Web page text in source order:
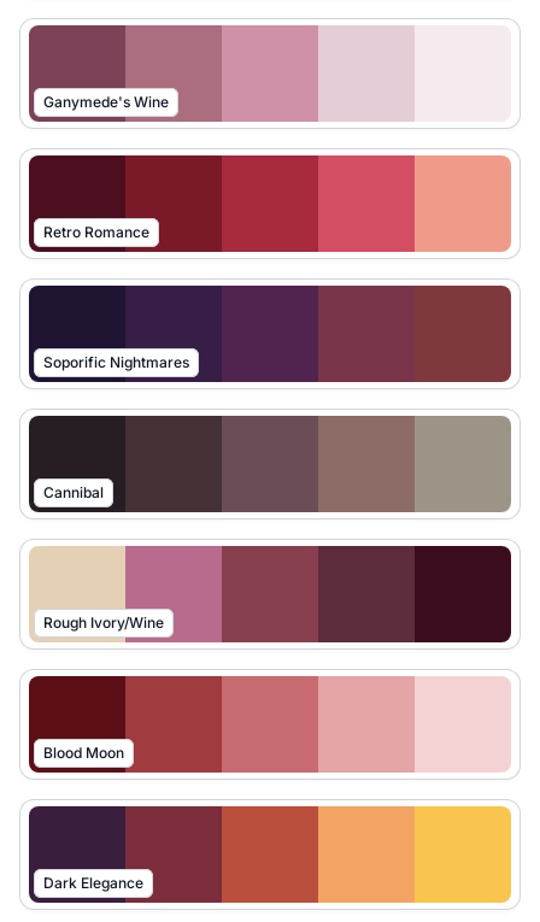
Ganymede's Wine
Retro Romance
Soporific Nightmares
Cannibal
Rough Ivory/Wine
Blood Moon
Dark Elegance